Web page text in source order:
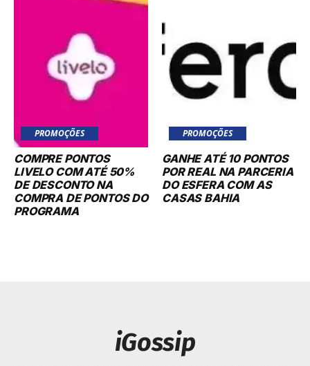
PROMOÇÕES
COMPRE PONTOS
LIVELO COM ATÉ 50%
DE DESCONTO NA
COMPRA DE PONTOS DO
PROGRAMA
PROMOÇÕES
GANHE ATÉ 10 PONTOS
POR REAL NA PARCERIA
DO ESFERA COM AS
CASAS BAHIA
iGossip